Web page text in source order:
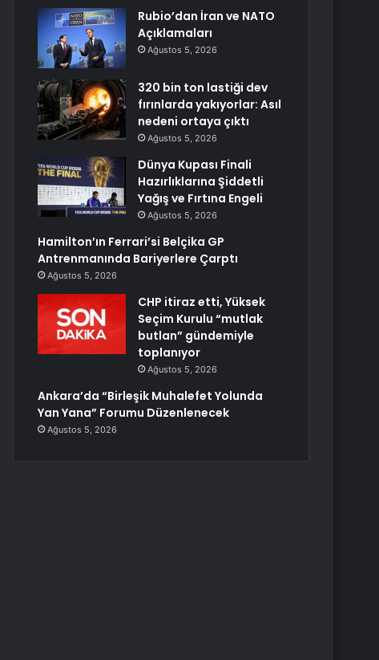
Rubio’dan İran ve NATO
Açıklamaları
Ağustos 5, 2026
320 bin ton lastiği dev
fırınlarda yakıyorlar: Asıl
nedeni ortaya çıktı
Ağustos 5, 2026
Dünya Kupası Finali
Hazırlıklarına Şiddetli
Yağış ve Fırtına Engeli
Ağustos 5, 2026
Hamilton’ın Ferrari’si Belçika GP
Antrenmanında Bariyerlere Çarptı
Ağustos 5, 2026
CHP itiraz etti, Yüksek
Seçim Kurulu “mutlak
butlan” gündemiyle
toplanıyor
Ağustos 5, 2026
Ankara’da “Birleşik Muhalefet Yolunda
Yan Yana” Forumu Düzenlenecek
Ağustos 5, 2026